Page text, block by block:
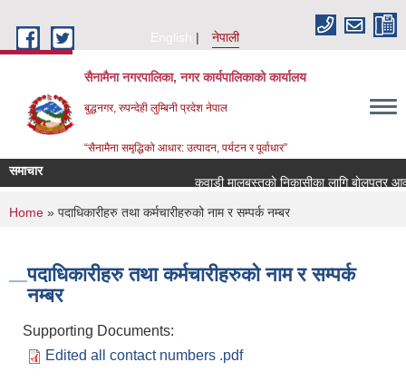
English
नेपाली
सैनामैना नगरपालिका, नगर कार्यपालिकाको कार्यालय
बुद्धनगर, रुपन्देही लुम्बिनी प्रदेश नेपाल
“सैनामैना समृद्धिको आधार: उत्पादन, पर्यटन र पूर्वाधार”
समाचार
कवाडी मालबस्तुकाे निकासीका लागि बाेलपत्र
You are here
Home » पदाधिकारीहरु तथा कर्मचारीहरुको नाम र सम्पर्क नम्बर
पदाधिकारीहरु तथा कर्मचारीहरुको नाम र सम्पर्क
नम्बर
Supporting Documents:
Edited all contact numbers .pdf